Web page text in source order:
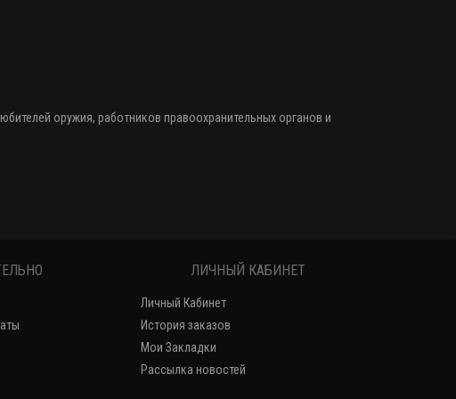
оружия, работников правоохранительных органов и
ЛИЧНЫЙ КАБИНЕТ
Личный Кабинет
История заказов
Мои Закладки
Рассылка новостей